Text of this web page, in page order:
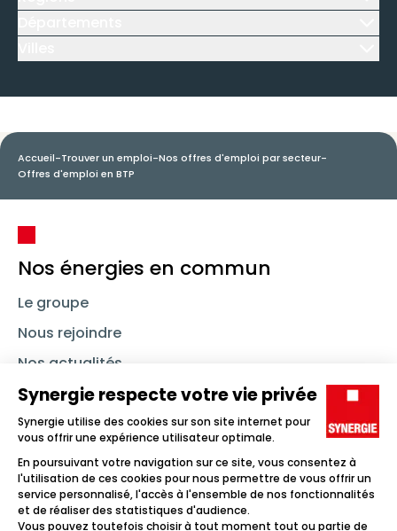
Accueil-Trouver un emploi-Nos offres d'emploi par secteur-
Offres d'emploi en BTP
Nos énergies en commun
Le groupe
Nous rejoindre
Nos actualités
Nous contacter
Linkedin SynergieInstagramTikTok Youtube
Trouver un emploi